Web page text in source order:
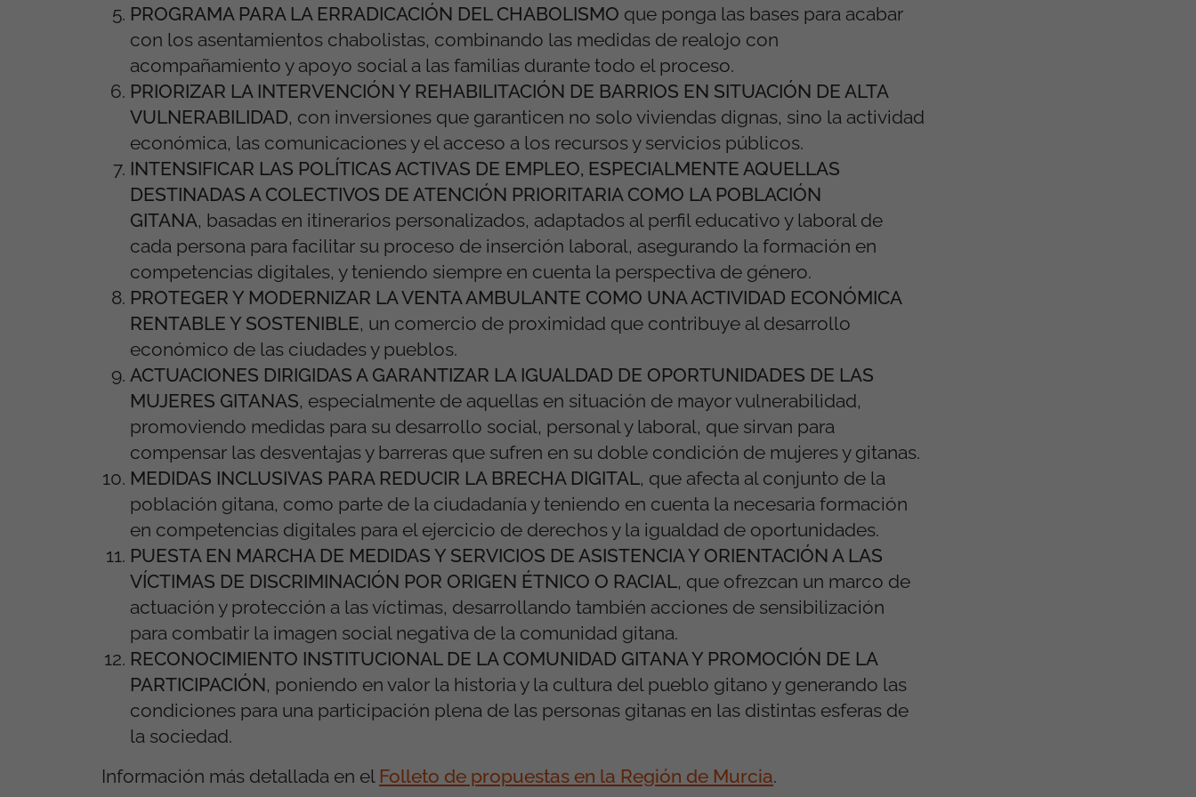
PROGRAMA PARA LA ERRADICACIÓN DEL CHABOLISMO que ponga las bases para acabar
con los asentamientos chabolistas, combinando las medidas de realojo con
acompañamiento y apoyo social a las familias durante todo el proceso.
PRIORIZAR LA INTERVENCIÓN Y REHABILITACIÓN DE BARRIOS EN SITUACIÓN DE ALTA
VULNERABILIDAD, con inversiones que garanticen no solo viviendas dignas, sino la actividad
económica, las comunicaciones y el acceso a los recursos y servicios públicos.
INTENSIFICAR LAS POLÍTICAS ACTIVAS DE EMPLEO, ESPECIALMENTE AQUELLAS
DESTINADAS A COLECTIVOS DE ATENCIÓN PRIORITARIA COMO LA POBLACIÓN
GITANA, basadas en itinerarios personalizados, adaptados al perfil educativo y laboral de
cada persona para facilitar su proceso de inserción laboral, asegurando la formación en
competencias digitales, y teniendo siempre en cuenta la perspectiva de género.
PROTEGER Y MODERNIZAR LA VENTA AMBULANTE COMO UNA ACTIVIDAD ECONÓMICA
RENTABLE Y SOSTENIBLE, un comercio de proximidad que contribuye al desarrollo
económico de las ciudades y pueblos.
ACTUACIONES DIRIGIDAS A GARANTIZAR LA IGUALDAD DE OPORTUNIDADES DE LAS
MUJERES GITANAS, especialmente de aquellas en situación de mayor vulnerabilidad,
promoviendo medidas para su desarrollo social, personal y laboral, que sirvan para
compensar las desventajas y barreras que sufren en su doble condición de mujeres y gitanas.
MEDIDAS INCLUSIVAS PARA REDUCIR LA BRECHA DIGITAL, que afecta al conjunto de la
población gitana, como parte de la ciudadanía y teniendo en cuenta la necesaria formación
en competencias digitales para el ejercicio de derechos y la igualdad de oportunidades.
PUESTA EN MARCHA DE MEDIDAS Y SERVICIOS DE ASISTENCIA Y ORIENTACIÓN A LAS
VÍCTIMAS DE DISCRIMINACIÓN POR ORIGEN ÉTNICO O RACIAL, que ofrezcan un marco de
actuación y protección a las víctimas, desarrollando también acciones de sensibilización
para combatir la imagen social negativa de la comunidad gitana.
RECONOCIMIENTO INSTITUCIONAL DE LA COMUNIDAD GITANA Y PROMOCIÓN DE LA
PARTICIPACIÓN, poniendo en valor la historia y la cultura del pueblo gitano y generando las
condiciones para una participación plena de las personas gitanas en las distintas esferas de
la sociedad.
Información más detallada en el Folleto de propuestas en la Región de Murcia.